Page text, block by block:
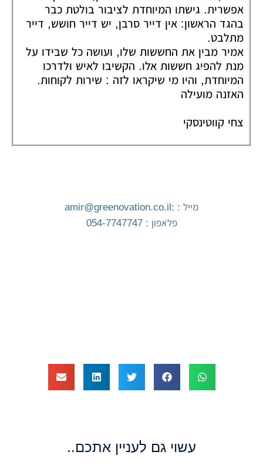
אפשרית. גישתו המיוחדת לציבור בולטת כבר
בהגד הראשון: אין דייר סרבן, יש דייר חושש, דייר
מתלבט.
אמיר מבין את החששות שלו, ועושה כל שבידו על
מנת להפיג חששות אלו. הקשיבו לאיש ולדרכו
המיוחדת, והיו מי שיקראו לזה : שירות לקוחות.
האזנה מועילה
צחי קווטינסקי
מייל : :amir@greenovation.co.il
פלאפון : 054-7747747
עשוי גם לעניין אתכם..